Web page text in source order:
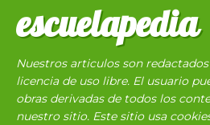
escuelapedia
Nuestros articulos son
licencia de uso libre. El usuario
obras derivadas de todos los
nuestro sitio. Este sitio usa